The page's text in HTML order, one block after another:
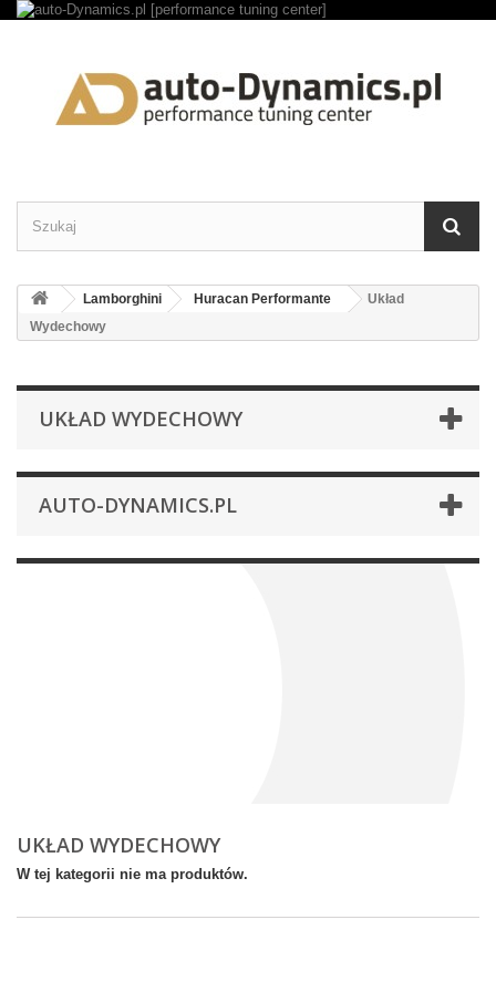
Lamborghini Huracan Performante
Układ
Wydechowy
UKŁAD WYDECHOWY
AUTO-DYNAMICS.PL
UKŁAD WYDECHOWY
W tej kategorii nie ma produktów.